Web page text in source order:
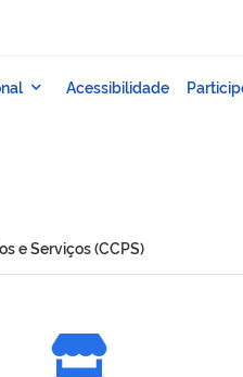
e Serviços (CCPS)